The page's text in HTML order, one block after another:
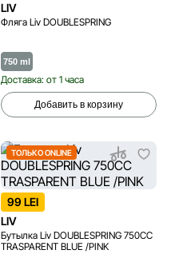
LIV
Фляга Liv DOUBLESPRING
750 ml
Доставка: от 1 часа
Добавить в корзину
ТОЛЬКО ONLINE
99 LEI
LIV
Бутылка Liv DOUBLESPRING 750CC
TRASPARENT BLUE /PINK